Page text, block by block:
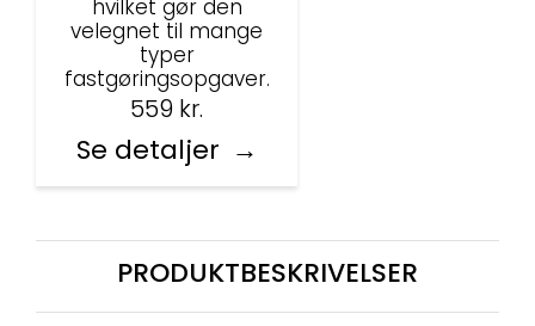
hvilket gør den
velegnet til mange
typer
fastgøringsopgaver.
559 kr.
Se detaljer
PRODUKTBESKRIVELSER